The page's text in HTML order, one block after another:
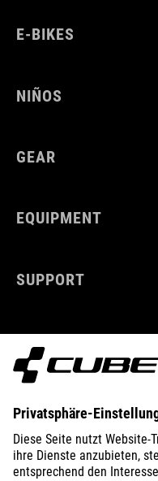
E-BIKES
NIÑOS
GEAR
EQUIPMENT
SUPPORT
ABOUT US